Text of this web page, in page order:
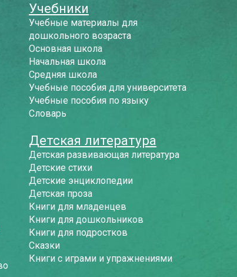
Учебники
Учебные материалы для
дошкольного возраста
Основная школа
Начальная школа
Средняя школа
Учебные пособия для университета
Учебные пособия по языку
Словарь
Детская литература
Детская развивающая литература
Детские стихи
Детские энциклопедии
Детская проза
Книги для младенцев
Книги для дошкольников
Книги для подростков
Сказки
Книги с играми и упражнениями